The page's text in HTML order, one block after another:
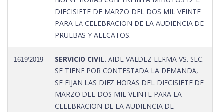
DIECISIETE DE MARZO DEL DOS MIL VEINTE
PARA LA CELEBRACION DE LA AUDIENCIA DE
PRUEBAS Y ALEGATOS.
1619/2019 SERVICIO CIVIL. AIDE VALDEZ LERMA VS. SEC.
SE TIENE POR CONTESTADA LA DEMANDA,
SE FIJAN LAS DIEZ HORAS DEL DIECISIETE DE
MARZO DEL DOS MIL VEINTE PARA LA
CELEBRACION DE LA AUDIENCIA DE